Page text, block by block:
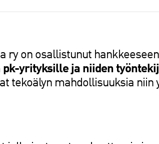
ry on osallistunut hankkeeseen
pk-yrityksille ja niiden
tekoälyn mahdollisuuksia